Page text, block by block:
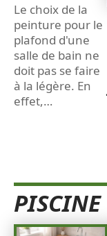
Le choix de la
peinture pour le
plafond d'une
salle de bain ne
doit pas se faire
à la légère. En
effet,…
PISCINE